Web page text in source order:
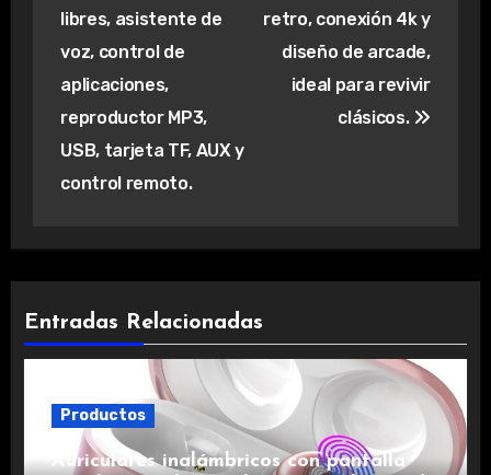
entradas
libres, asistente de
voz, control de
aplicaciones,
reproductor MP3,
USB, tarjeta TF, AUX y
control remoto.
retro, conexión 4k y
diseño de arcade,
ideal para revivir
clásicos.
Entradas Relacionadas
Productos
Auriculares inalámbricos con pantalla